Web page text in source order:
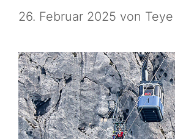
26. Februar 2025 von Teye